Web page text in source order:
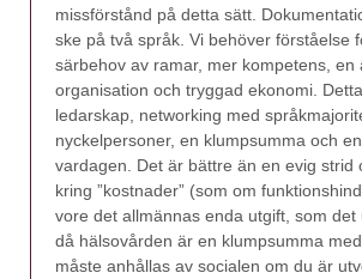
missförstånd på detta sätt.
ske på två språk. Vi behöver förståelse
särbehov av ramar, mer kompetens, en
organisation och tryggad ekonomi.
ledarskap, networking med
nyckelpersoner, en klumpsumma och
vardagen. Det är bättre än en evig strid
kring ”kostnader” (som om
vore det allmännas enda utgift, som det
då hälsovården är en klumpsumma
måste anhållas av socialen om du är